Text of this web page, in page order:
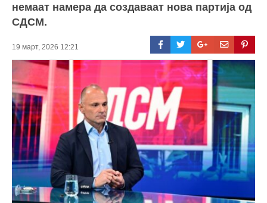
немаат намера да создаваат нова партија од
СДСМ.
19 март, 2026 12:21